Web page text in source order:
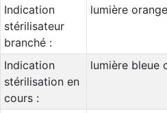
Indication
stérilisateur
branché :
lumière
Indication
stérilisation en
cours :
lumière bleue